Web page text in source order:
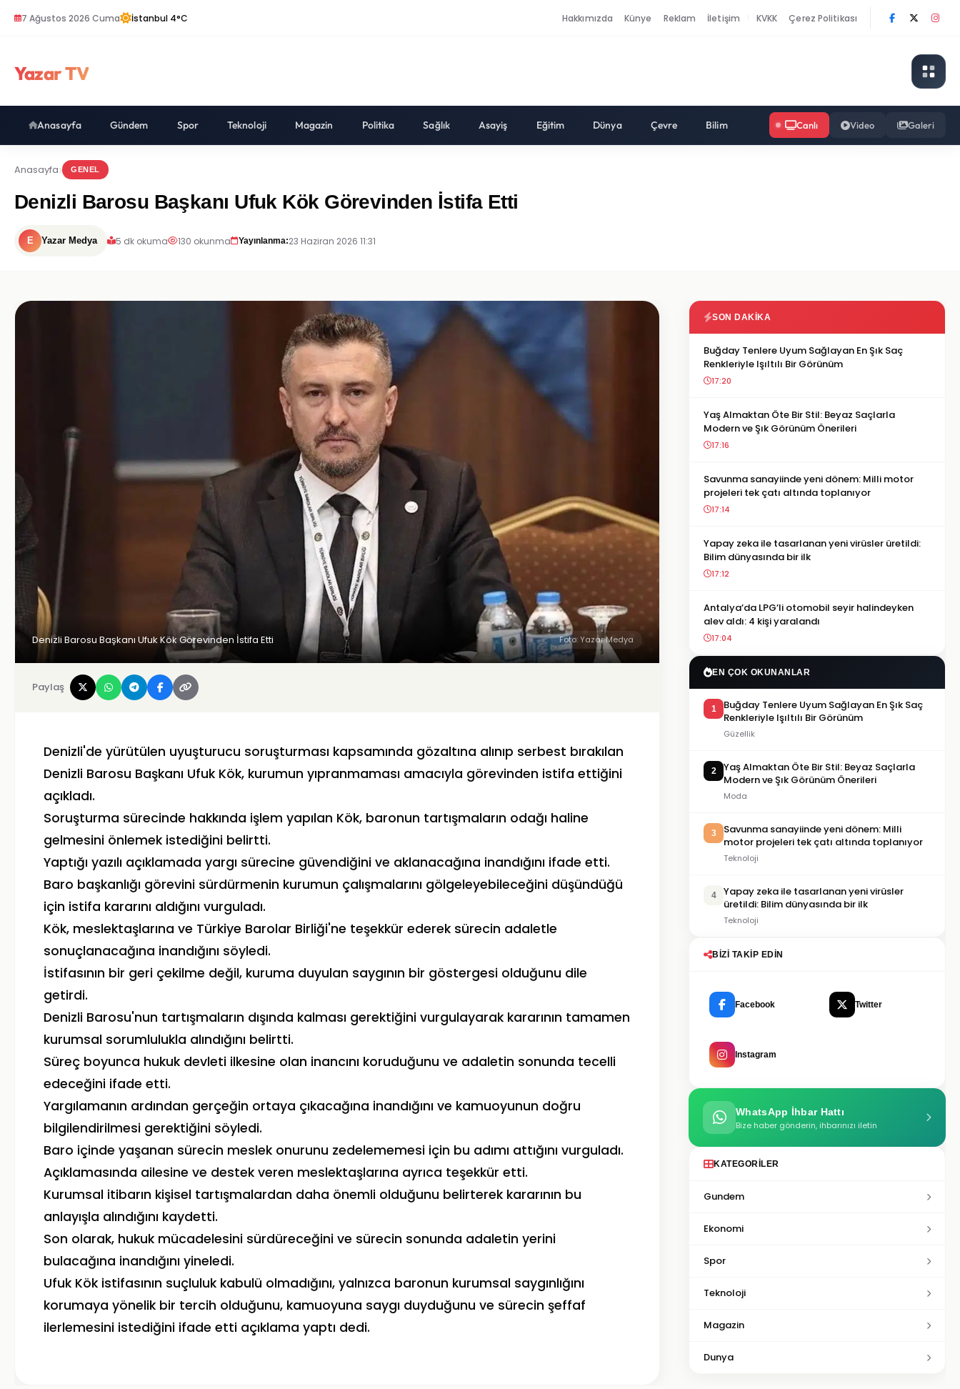
7 Ağustos 2026 Cuma İstanbul 4°C Hakkımızda Künye Reklam İletişim KVKK Çerez Politikası
Yazar TV
Anasayfa Gündem Spor Teknoloji Magazin Politika Sağlık Asayiş Eğitim Dünya Çevre Bilim Canlı Video Galeri
Anasayfa GENEL
Denizli Barosu Başkanı Ufuk Kök Görevinden İstifa Etti
E Yazar Medya 5 dk okuma 130 okunma Yayınlanma:23 Haziran 2026 11:31
Denizli Barosu Başkanı Ufuk Kök Görevinden İstifa Etti Foto: Yazar Medya
Paylaş
Denizli'de yürütülen uyuşturucu soruşturması kapsamında gözaltına alınıp serbest bırakılan
Denizli Barosu Başkanı Ufuk Kök, kurumun yıpranmaması amacıyla görevinden istifa ettiğini
açıkladı.
Soruşturma sürecinde hakkında işlem yapılan Kök, baronun tartışmaların odağı haline
gelmesini önlemek istediğini belirtti.
Yaptığı yazılı açıklamada yargı sürecine güvendiğini ve aklanacağına inandığını ifade etti.
Baro başkanlığı görevini sürdürmenin kurumun çalışmalarını gölgeleyebileceğini düşündüğü
için istifa kararını aldığını vurguladı.
Kök, meslektaşlarına ve Türkiye Barolar Birliği'ne teşekkür ederek sürecin adaletle
sonuçlanacağına inandığını söyledi.
İstifasının bir geri çekilme değil, kuruma duyulan saygının bir göstergesi olduğunu dile
getirdi.
Denizli Barosu'nun tartışmaların dışında kalması gerektiğini vurgulayarak kararının tamamen
kurumsal sorumlulukla alındığını belirtti.
Süreç boyunca hukuk devleti ilkesine olan inancını koruduğunu ve adaletin sonunda tecelli
edeceğini ifade etti.
Yargılamanın ardından gerçeğin ortaya çıkacağına inandığını ve kamuoyunun doğru
bilgilendirilmesi gerektiğini söyledi.
Baro içinde yaşanan sürecin meslek onurunu zedelememesi için bu adımı attığını vurguladı.
Açıklamasında ailesine ve destek veren meslektaşlarına ayrıca teşekkür etti.
Kurumsal itibarın kişisel tartışmalardan daha önemli olduğunu belirterek kararının bu
anlayışla alındığını kaydetti.
Son olarak, hukuk mücadelesini sürdüreceğini ve sürecin sonunda adaletin yerini
bulacağına inandığını yineledi.
Ufuk Kök istifasının suçluluk kabulü olmadığını, yalnızca baronun kurumsal saygınlığını
korumaya yönelik bir tercih olduğunu, kamuoyuna saygı duyduğunu ve sürecin şeffaf
ilerlemesini istediğini ifade etti açıklama yaptı dedi.
SON DAKIKA
Buğday Tenlere Uyum Sağlayan En Şık Saç
Renkleriyle Işıltılı Bir Görünüm
17:20
Yaş Almaktan Öte Bir Stil: Beyaz Saçlarla
Modern ve Şık Görünüm Önerileri
17:16
Savunma sanayiinde yeni dönem: Milli motor
projeleri tek çatı altında toplanıyor
17:14
Yapay zeka ile tasarlanan yeni virüsler üretildi:
Bilim dünyasında bir ilk
17:12
Antalya’da LPG’li otomobil seyir halindeyken
alev aldı: 4 kişi yaralandı
17:04
EN ÇOK OKUNANLAR
1
Buğday Tenlere Uyum Sağlayan En Şık Saç
Renkleriyle Işıltılı Bir Görünüm
Güzellik
2
Yaş Almaktan Öte Bir Stil: Beyaz Saçlarla
Modern ve Şık Görünüm Önerileri
Moda
3
Savunma sanayiinde yeni dönem: Milli
motor projeleri tek çatı altında toplanıyor
Teknoloji
4
Yapay zeka ile tasarlanan yeni virüsler
üretildi: Bilim dünyasında bir ilk
Teknoloji
BIZI TAKIP EDIN
Facebook Twitter
Instagram
WhatsApp İhbar Hattı
Bize haber gönderin, ihbarınızı iletin
KATEGORILER
Gundem
Ekonomi
Spor
Teknoloji
Magazin
Dunya